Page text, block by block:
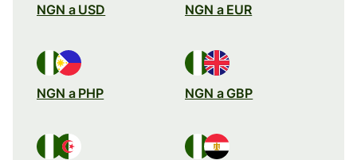
NGN a USD NGN a EUR
NGN a PHP NGN a GBP